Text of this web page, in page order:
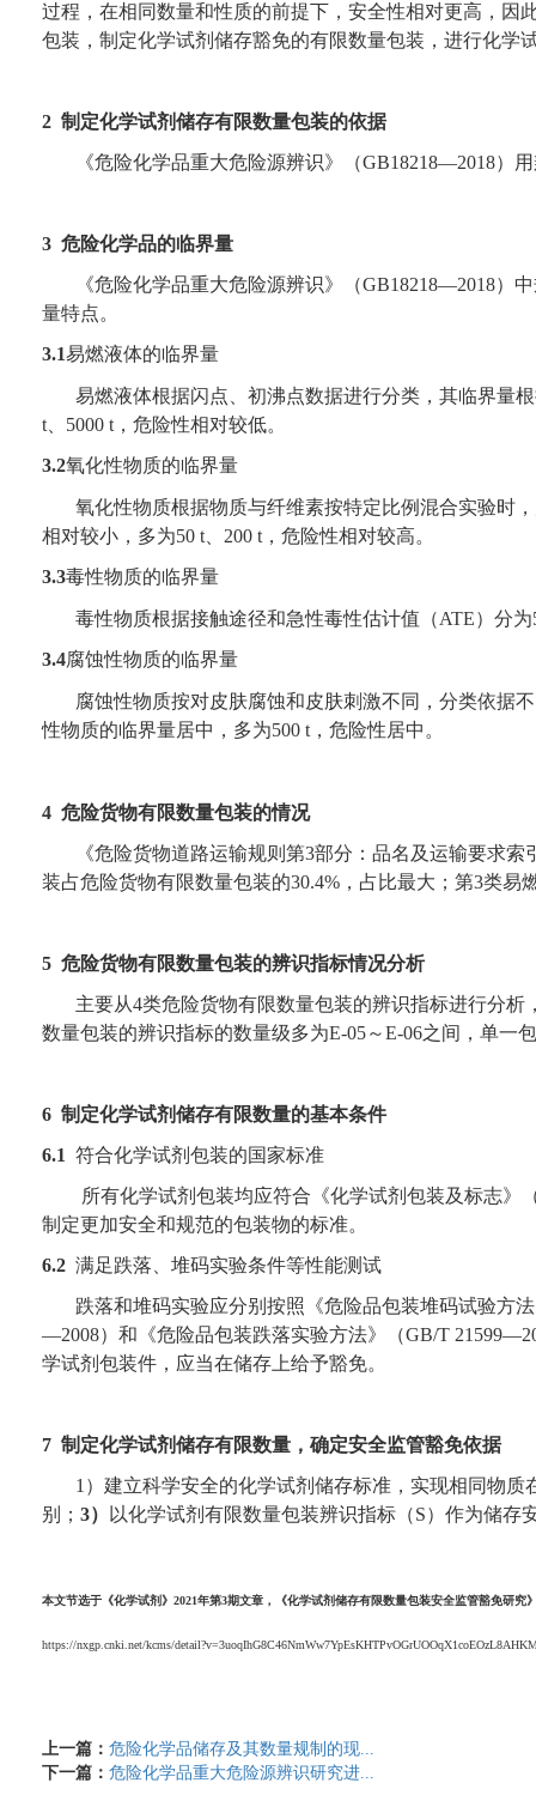
过程，在相同数量和性质的前提下，安全性相对更高，因
包装，制定化学试剂储存豁免的有限数量包装，进行化学
2 制定化学试剂储存有限数量包装的依据
《危险化学品重大危险源辨识》（GB18218—2018）
3 危险化学品的临界量
《危险化学品重大危险源辨识》（GB18218—2018）
量特点。
3.1易燃液体的临界量
易燃液体根据闪点、初沸点数据进行分类，其临界量
t
5000 t ，危险性相对较低。
3.2氧化性物质的临界量
氧化性物质根据物质与纤维素按特定比例混合实验时
相对较小，多为50 t 200 t ，危险性相对较高。
3.3毒性物质的临界量
毒性物质根据接触途径和急性毒性估计值（ATE）分为
3.4腐蚀性物质的临界量
腐蚀性物质按对皮肤腐蚀和皮肤刺激不同，分类依据
性物质的临界量居中，多为500 t ，危险性居中。
4 危险货物有限数量包装的情况
《危险货物道路运输规则第3部分：品名及运输要求索
装占危险货物有限数量包装的30.4% ，占比最大；第3类易
5 危险货物有限数量包装的辨识指标情况分析
主要从4类危险货物有限数量包装的辨识指标进行分析
数量包装的辨识指标的数量级多为E-05～E-06之间，单一
6 制定化学试剂储存有限数量的基本条件
6.1 符合化学试剂包装的国家标准
所有化学试剂包装均应符合《化学试剂包装及标志》
制定更加安全和规范的包装物的标准。
6.2 满足跌落、堆码实验条件等性能测试
跌落和堆码实验应分别按照
《危险品包装堆码试验方
—2008）和《危险品包装跌落实验方法》（GB/T
学试剂包装件，应当在储存上给予豁免。
7 制定化学试剂储存有限数量，确定安全监管豁免依据
1 ） 建立科学安全的化学试剂储存标准，实现相同物质
别； 3） 以化学试剂有限数量包装辨识指标（S）作为储存
本文节选于 《化学试剂》 2021年第3期文章，《化学试剂储存有限数量包装安全监管豁免研究
https://nxgp.cnki.net/kcms/
上一篇： 危险化学品储存及其数量规制的现...
下一篇： 危险化学品重大危险源辨识研究进...